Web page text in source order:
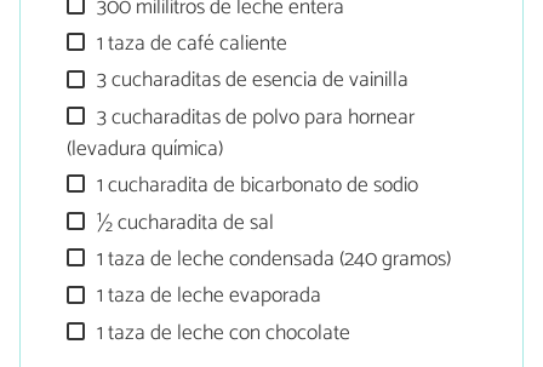
300 mililitros de leche entera
1 taza de café caliente
3 cucharaditas de esencia de vainilla
3 cucharaditas de polvo para hornear
(levadura química)
1 cucharadita de bicarbonato de sodio
½ cucharadita de sal
1 taza de leche condensada (240 gramos)
1 taza de leche evaporada
1 taza de leche con chocolate